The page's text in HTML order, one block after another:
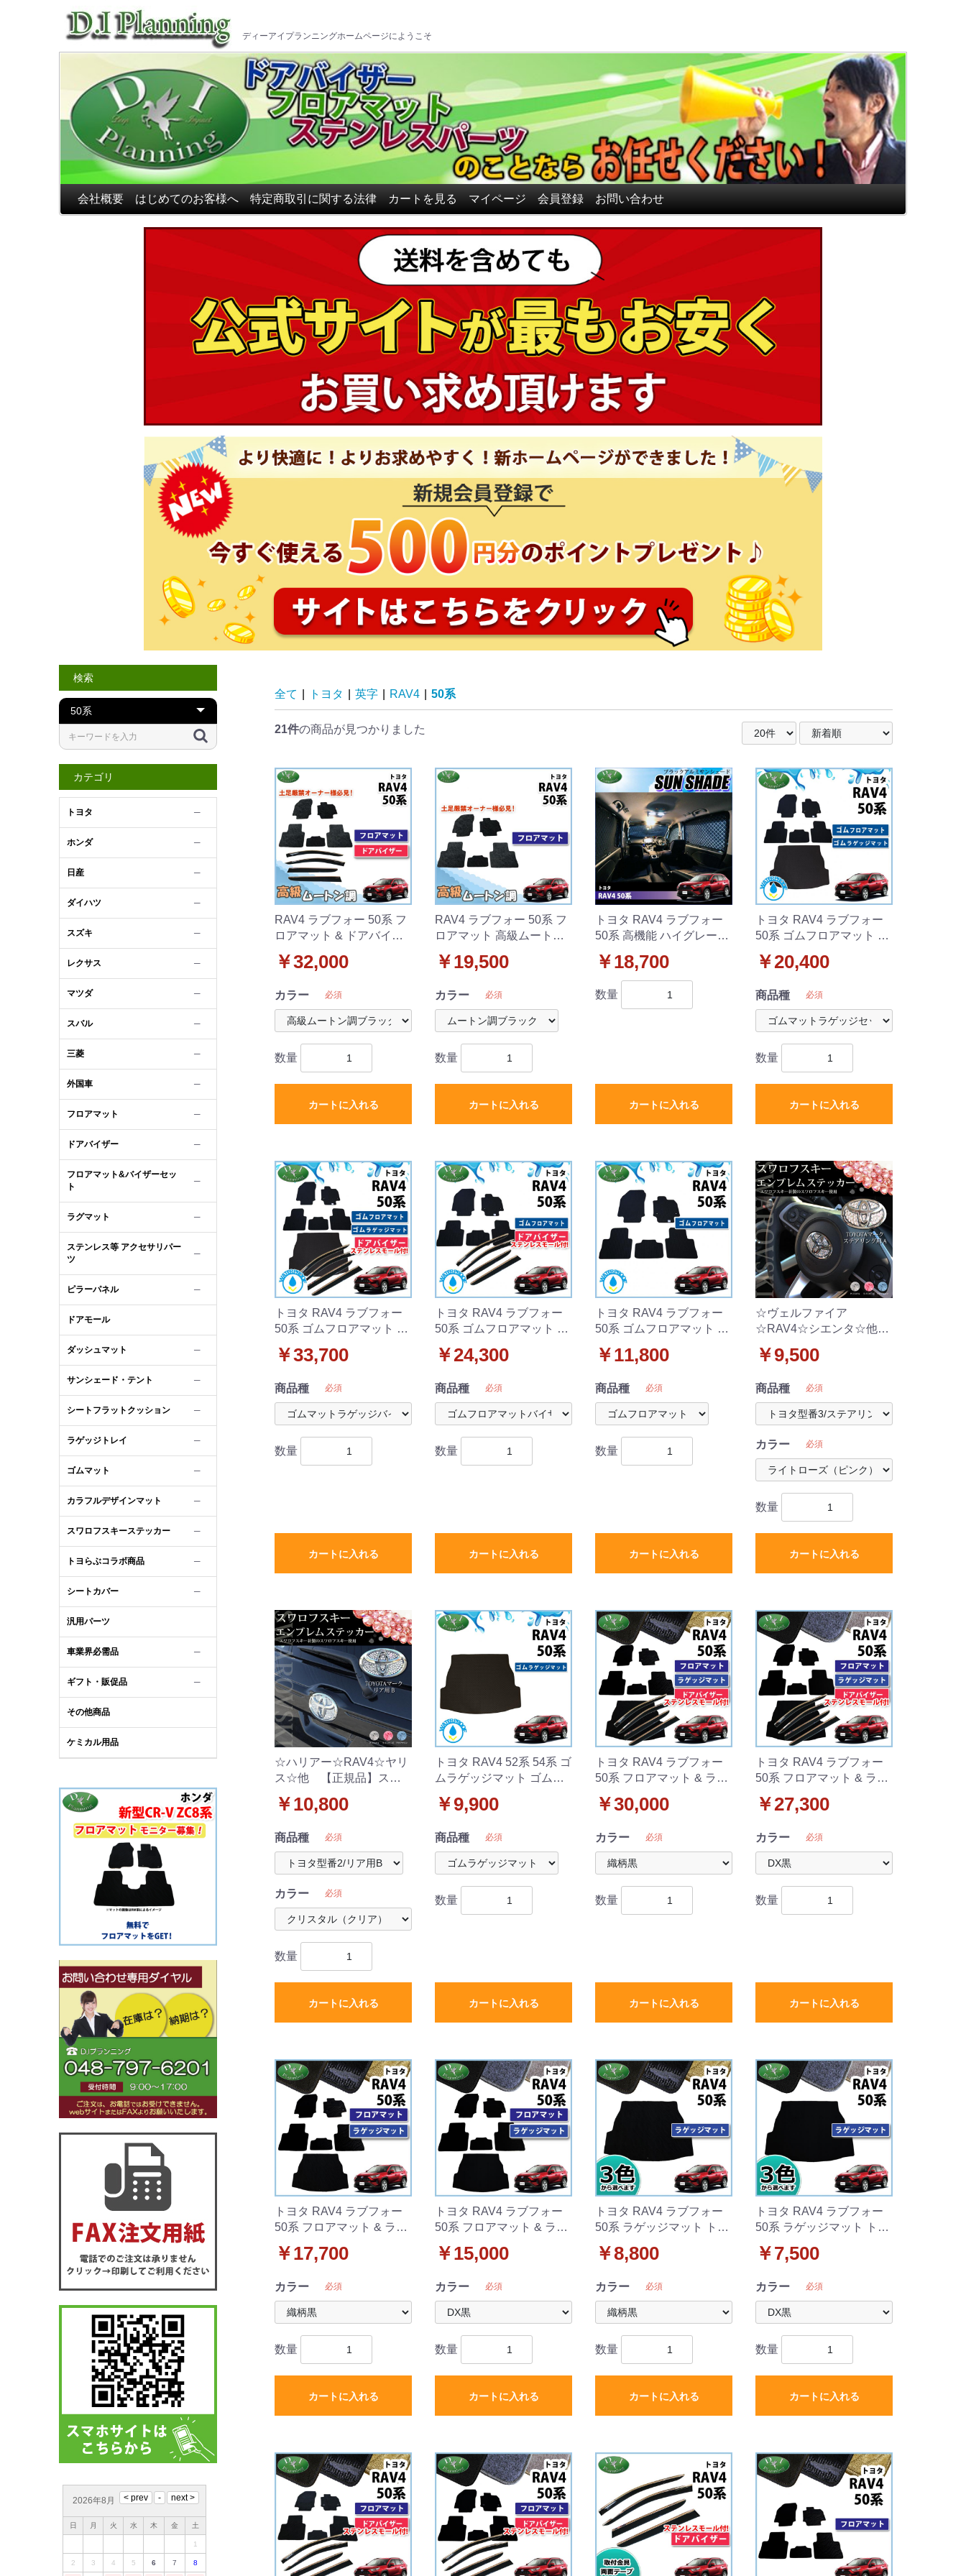
ディーアイプランニングホームページにようこそ
会社概要 はじめてのお客様へ 特定商取引に関する法律 カートを見る マイページ 会員登録 お問い合わせ
検索
カテゴリ
トヨタ ─
ホンダ ─
日産 ─
ダイハツ ─
スズキ ─
レクサス ─
マツダ ─
スバル ─
三菱 ─
外国車 ─
フロアマット ─
ドアバイザー ─
フロアマット&バイザーセッ
ト
─
ラグマット ─
ステンレス等 アクセサリパー
ツ
─
ピラーパネル ─
ドアモール
ダッシュマット ─
サンシェード・テント ─
シートフラットクッション ─
ラゲッジトレイ ─
ゴムマット ─
カラフルデザインマット ─
スワロフスキーステッカー ─
トヨらぶコラボ商品 ─
シートカバー ─
汎用パーツ
車業界必需品 ─
ギフト・販促品 ─
その他商品
ケミカル用品
2026年8月
日 月 火 水 木 金 土
1
2 3 4 5 6 7 8
全て トヨタ 英字 RAV4 50系
21件の商品が見つかりました
RAV4 ラブフォー 50系 フ
ロアマット & ドアバイザ
ブラックタイプ ハイパイ
￥32,000
カラー 必須
数量
カートに入れる
RAV4 ラブフォー 50系 フ
ロアマット 高級ムートン
イル 社外品
￥19,500
カラー 必須
数量
カートに入れる
トヨタ RAV4 ラブフォー
50系 高機能 ハイグレード
ンシェード 〔BMS〕 受注
￥18,700
数量
カートに入れる
トヨタ RAV4 ラブフォー
50系 ゴムフロアマット &
ト 社外新品
￥20,400
商品種 必須
数量
カートに入れる
トヨタ RAV4 ラブフォー
50系 ゴムフロアマット &
アバイザー セット 社外新
￥33,700
商品種 必須
数量
カートに入れる
トヨタ RAV4 ラブフォー
50系 ゴムフロアマット &
新品
￥24,300
商品種 必須
数量
カートに入れる
トヨタ RAV4 ラブフォー
50系 ゴムフロアマット ラ
￥11,800
商品種 必須
数量
カートに入れる
☆ヴェルファイア
☆RAV4☆シエンタ☆他
ー エンブレムステッカー
アリング用A】
￥9,500
商品種 必須
カラー 必須
数量
カートに入れる
☆ハリアー☆RAV4☆ヤリ
ス☆他 【正規品】スワ
テッカー【トヨタ車用 型
￥10,800
商品種 必須
カラー 必須
数量
カートに入れる
トヨタ RAV4 52系 54系 ゴ
ムラゲッジマット ゴムマ
品
￥9,900
商品種 必須
数量
カートに入れる
トヨタ RAV4 ラブフォー
50系 フロアマット & ラゲ
ー セット 織柄シリーズ
￥30,000
カラー 必須
数量
カートに入れる
トヨタ RAV4 ラブフォー
50系 フロアマット & ラゲ
ー セット DXシリーズ
￥27,300
カラー 必須
数量
カートに入れる
トヨタ RAV4 ラブフォー
50系 フロアマット & ラゲ
リーズ
￥17,700
カラー 必須
数量
カートに入れる
トヨタ RAV4 ラブフォー
50系 フロアマット & ラゲ
ーズ
￥15,000
カラー 必須
数量
カートに入れる
トヨタ RAV4 ラブフォー
50系 ラゲッジマット トラ
￥8,800
カラー 必須
数量
カートに入れる
トヨタ RAV4 ラブフォー
50系 ラゲッジマット トラ
￥7,500
カラー 必須
数量
カートに入れる